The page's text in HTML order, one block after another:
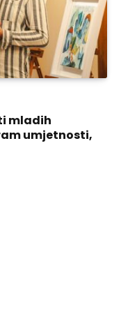
mladih
umjetnosti,